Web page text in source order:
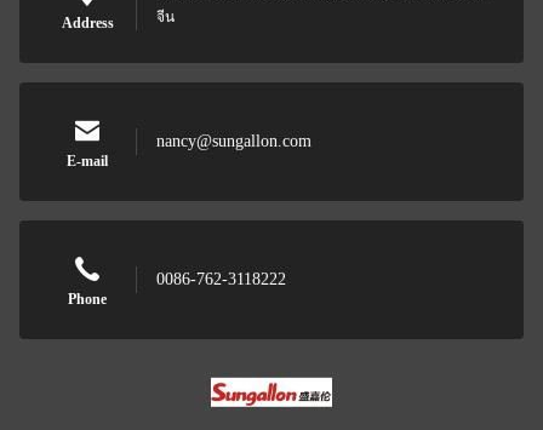
Address
จีน
E-mail
nancy@sungallon.com
Phone
0086-762-3118222